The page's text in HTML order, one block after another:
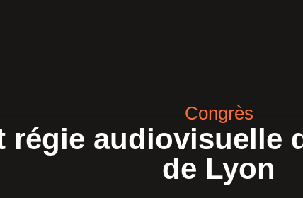
Congrès
audiovisuelle
de Lyon